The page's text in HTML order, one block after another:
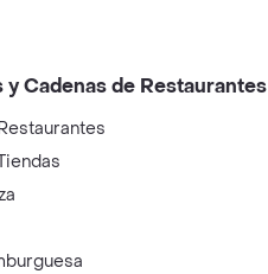
y Cadenas de Restaurantes